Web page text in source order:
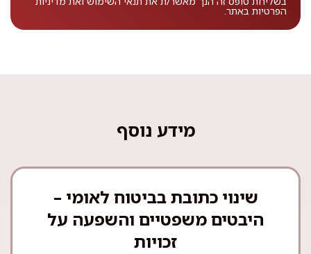
הפרטיות באתר.
מידע נוסף
שינוי כתובת בביטוח לאומי –
היבטים משפטיים והשפעה על
זכויות